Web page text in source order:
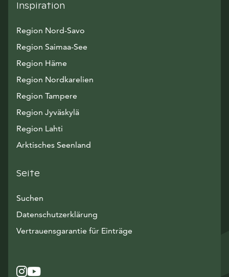
Inspiration
Region Nord-Savo
Region Saimaa-See
Region Häme
Region Nordkarelien
Region Tampere
Region Jyväskylä
Region Lahti
Arktisches Seenland
Seite
Suchen
Datenschutzerklärung
Vertrauensgarantie für Einträge
Instagram
Avautuu uuteen ikkunaan
YouTube
Avautuu uuteen ikkunaan